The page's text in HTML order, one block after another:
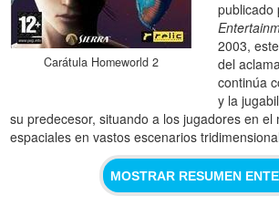
Carátula Homeworld 2
2003,
del
continúa
y la
su predecesor, situando a los jugadores en el
espaciales en vastos escenarios
MOSTRAR RESUMEN